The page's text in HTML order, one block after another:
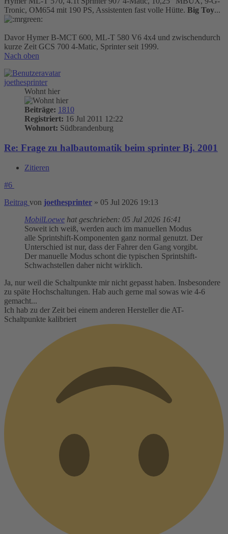
Tronic, OM654 mit 190 PS, Assistenten fast volle Hütte. Big Toy...
Davor Hymer B-MCT 600, ML-T 580 V6 4x4 und zwischendurch
kurze Zeit GCS 700 4-Matic, Sprinter seit 1999.
Nach oben
joethesprinter
Wohnt hier
Beiträge: 1810
Registriert: 16 Jul 2011 12:22
Wohnort: Südbrandenburg
Re: Frage zu halbautomatik beim sprinter Bj. 2001
Zitieren
#6
Beitrag von joethesprinter » 05 Jul 2026 19:13
MobilLoewe hat geschrieben: 05 Jul 2026 16:41
Soweit ich weiß, werden auch im manuellen Modus
alle Sprintshift-Komponenten ganz normal genutzt. Der
Unterschied ist nur, dass der Fahrer den Gang vorgibt.
Der manuelle Modus schont die typischen Sprintshift-
Schwachstellen daher nicht wirklich.
Ja, nur weil die Schaltpunkte mir nicht gepasst haben. Insbesondere
zu späte Hochschaltungen. Hab auch gerne mal sowas wie 4-6
gemacht...
Ich hab zu der Zeit bei einem anderen Hersteller die AT-
Schaltpunkte kalibriert